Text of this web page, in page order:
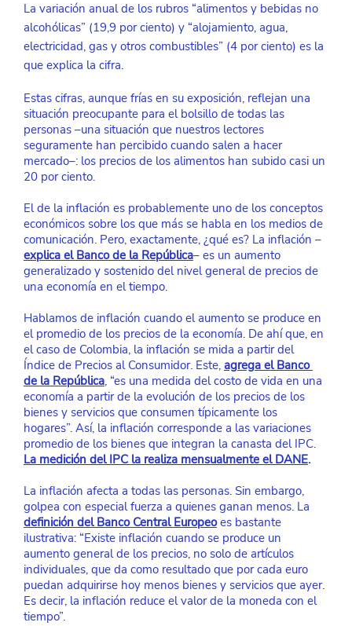
La variación anual de los rubros “alimentos y bebidas no
alcohólicas” (19,9 por ciento) y “alojamiento, agua,
electricidad, gas y otros combustibles” (4 por ciento) es la
que explica la cifra.
Estas cifras, aunque frías en su exposición, reflejan una
situación preocupante para el bolsillo de todas las
personas –una situación que nuestros lectores
seguramente han percibido cuando salen a hacer
mercado–: los precios de los alimentos han subido casi un
20 por ciento.
El de la inflación es probablemente uno de los conceptos
económicos sobre los que más se habla en los medios de
comunicación. Pero, exactamente, ¿qué es? La inflación –
explica el Banco de la República– es un aumento
generalizado y sostenido del nivel general de precios de
una economía en el tiempo.
Hablamos de inflación cuando el aumento se produce en
el promedio de los precios de la economía. De ahí que, en
el caso de Colombia, la inflación se mida a partir del
Índice de Precios al Consumidor. Este, agrega el Banco
de la República, “es una medida del costo de vida en una
economía a partir de la evolución de los precios de los
bienes y servicios que consumen típicamente los
hogares”. Así, la inflación corresponde a las variaciones
promedio de los bienes que integran la canasta del IPC.
La medición del IPC la realiza mensualmente el DANE.
La inflación afecta a todas las personas. Sin embargo,
golpea con especial fuerza a quienes ganan menos. La
definición del Banco Central Europeo es bastante
ilustrativa: “Existe inflación cuando se produce un
aumento general de los precios, no solo de artículos
individuales, que da como resultado que por cada euro
puedan adquirirse hoy menos bienes y servicios que ayer.
Es decir, la inflación reduce el valor de la moneda con el
tiempo”.